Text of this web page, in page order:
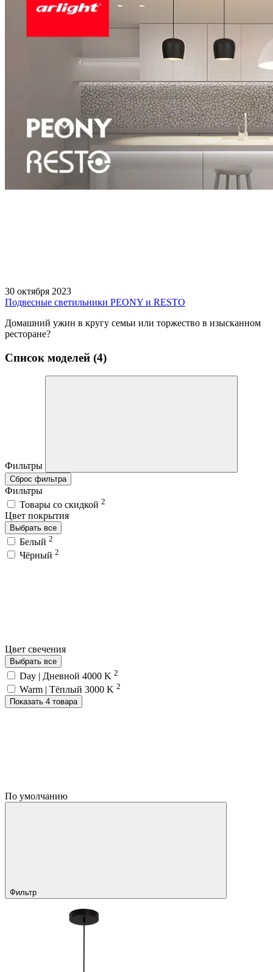
30 октября 2023
Подвесные светильники PEONY и RESTO
Домашний ужин в кругу семьи или торжество в изысканном
ресторане?
Список моделей (4)
Фильтры
Сброс фильтра
Фильтры
Товары со скидкой 2
Цвет покрытия
Выбрать все
Белый 2
Чёрный 2
Цвет свечения
Выбрать все
Day | Дневной 4000 K 2
Warm | Тёплый 3000 K 2
Показать 4 товара
По умолчанию
Фильтр